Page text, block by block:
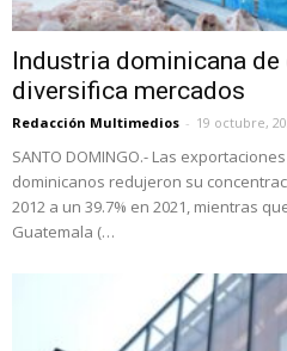
Industria dominicana de
diversifica mercados
Redacción Multimedios - 19 octubre,
SANTO DOMINGO.- Las
dominicanos redujeron su
2012 a un 39.7% en 2021, mientras
Guatemala (…